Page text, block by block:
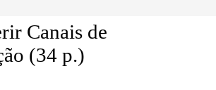
Canais de
(34 p.)